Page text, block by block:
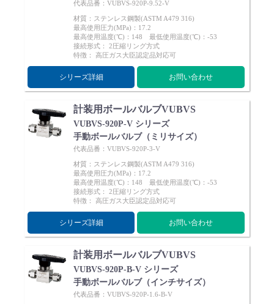
代表品番：VUBVS-920P-9.52-V
材質：ステンレス鋼製(ASTM A479 316)
最高使用圧力(MPa)：17.2
最高使用温度(℃)：148 最低使用温度(℃)：-53
接続形式： 2圧縮リング方式
特徴： 高圧ガス大臣認定品対応可
シリーズ詳細 お問い合わせ
計装用ボールバルブVUBVS
VUBVS-920P-V シリーズ
手動ボールバルブ（ミリサイズ）
代表品番：VUBVS-920P-3-V
材質：ステンレス鋼製(ASTM A479 316)
最高使用圧力(MPa)：17.2
最高使用温度(℃)：148 最低使用温度(℃)：-53
接続形式： 2圧縮リング方式
特徴： 高圧ガス大臣認定品対応可
シリーズ詳細 お問い合わせ
計装用ボールバルブVUBVS
VUBVS-920P-B-V シリーズ
手動ボールバルブ（インチサイズ）
代表品番：VUBVS-920P-1.6-B-V